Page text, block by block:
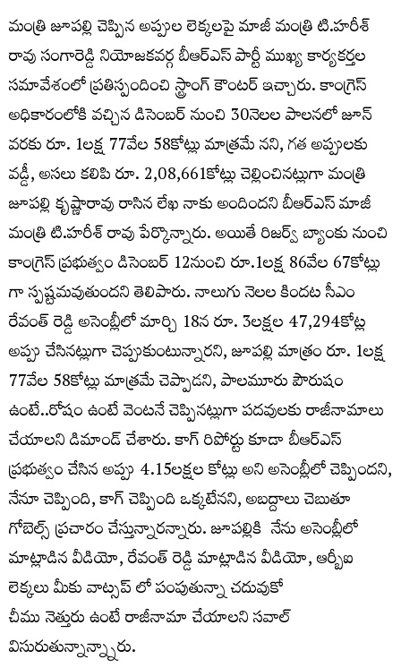
మంత్రి జూపల్లి చెప్పిన అప్పుల లెక్కలపై మాజీ మంత్రి టి.హరీశ్
రావు సంగారెడ్డి నియోజకవర్గ బీఆర్ఎస్ పార్టీ ముఖ్య కార్యకర్తల
సమావేశంలో ప్రతిస్పందించి స్ట్రాంగ్ కౌంటర్ ఇచ్చారు. కాంగ్రెస్
అధికారంలోకి వచ్చిన డిసెంబర్ నుంచి 30నెలల పాలనలో జూన్
వరకు రూ. 1లక్ష 77వేల 58కోట్లు మాత్రమే నని, గత అప్పులకు
వడ్డీ, అసలు కలిపి రూ. 2,08,661కోట్లు చెల్లించినట్లుగా మంత్రి
జూపల్లి కృష్ణారావు రాసిన లేఖ నాకు అందిందని బీఆర్ఎస్ మాజీ
మంత్రి టి.హరీశ్ రావు పేర్కొన్నారు. అయితే రిజర్వ్ బ్యాంకు నుంచి
కాంగ్రెస్ ప్రభుత్వం డిసెంబర్ 12నుంచి రూ.1లక్ష 86వేల 67కోట్లు
గా స్పష్టమవుతుందని తెలిపారు. నాలుగు నెలల కిందట సీఎం
రేవంత్ రెడ్డి అసెంబ్లీలో మార్చి 18న రూ. 3లక్షల 47,294కోట్ల
అప్పు చేసినట్లుగా చెప్పుకుంటున్నారని, జూపల్లి మాత్రం రూ. 1లక్ష
77వేల 58కోట్లు మాత్రమే చెప్పాడని, పాలమూరు పౌరుషం
ఉంటే..రోషం ఉంటే వెంటనే చెప్పినట్లుగా పదవులకు రాజీనామాలు
చేయాలని డిమాండ్ చేశారు. కాగ్ రిపోర్టు కూడా బీఆర్ఎస్
ప్రభుత్వం చేసిన అప్పు 4.15లక్షల కోట్లు అని అసెంబ్లీలో చెప్పిందని,
నేనూ చెప్పింది, కాగ్ చెప్పింది ఒక్కటేనని, అబద్దాలు చెబుతూ
గోబెల్స్ ప్రచారం చేస్తున్నారన్నారు. జూపల్లికి నేను అసెంబ్లీలో
మాట్లాడిన వీడియో, రేవంత్ రెడ్డి మాట్లాడిన వీడియో, ఆర్బీఐ
లెక్కలు మీకు వాట్సప్ లో పంపుతున్నా చదువుకో
చీము నెత్తురు ఉంటే రాజీనామా చేయాలని సవాల్
విసురుతున్నాన్న్నారు.